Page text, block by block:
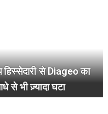
से Diageo का
से भी ज़्यादा घटा